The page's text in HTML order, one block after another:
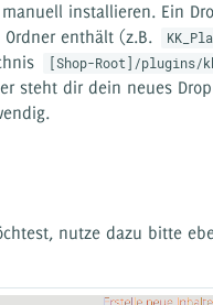
installieren. Ein
enthält (z.B.
[Shop-Root]/plugins/
steht dir dein neues
nutze dazu bitte